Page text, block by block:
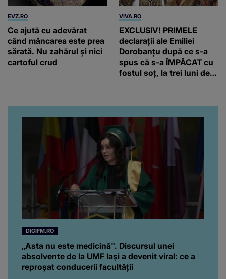
EVZ.RO
Ce ajută cu adevărat
când mâncarea este prea
sărată. Nu zahărul și nici
cartoful crud
VIVA.RO
EXCLUSIV! PRIMELE
declarații ale Emiliei
Dorobanțu după ce s-a
spus că s-a ÎMPĂCAT cu
fostul soț, la trei luni de
artistă i-a lăsat MASCĂ
pe toți. De data aceasta,
chiar a rupt tăcerea:
”Poate că aveam să ne
spunem, să ne...”
DIGIFM.RO
„Asta nu este medicină". Discursul unei
absolvente de la UMF Iași a devenit viral: ce a
reproșat conducerii facultății